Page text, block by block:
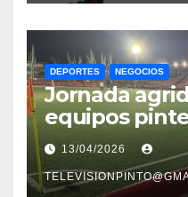
DEPORTES NEGOCIOS
Jornada
equipos
Preferente
Atlético de
amenaza
13/04/2026